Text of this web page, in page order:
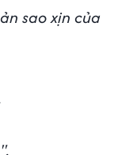
sao xịn của